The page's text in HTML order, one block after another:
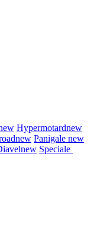
Hypermotardnew
new Panigale new
new Speciale